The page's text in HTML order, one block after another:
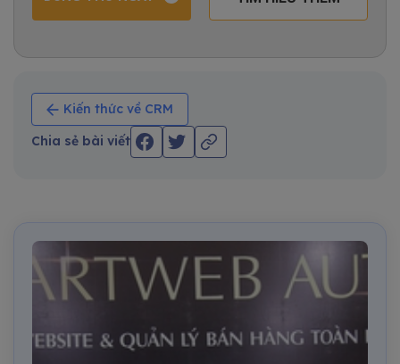
Kiến thức về CRM
Chia sẻ bài viết